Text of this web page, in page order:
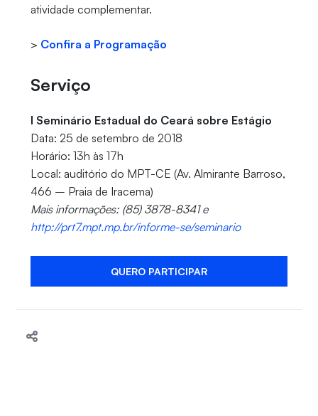
atividade complementar.
> Confira a Programação
Serviço
I Seminário Estadual do Ceará sobre Estágio
Data: 25 de setembro de 2018
Horário: 13h às 17h
Local: auditório do MPT-CE (Av. Almirante Barroso,
466 – Praia de Iracema)
Mais informações: (85) 3878-8341 e
http://prt7.mpt.mp.br/informe-se/seminario
QUERO PARTICIPAR